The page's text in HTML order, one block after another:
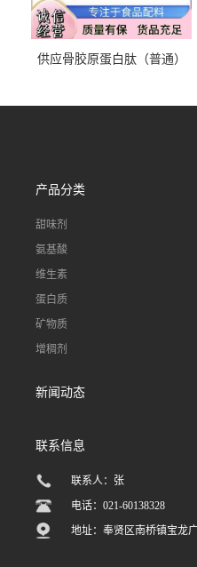
供应骨胶原蛋白肽（普通）
产品分类
甜味剂
氨基酸
维生素
蛋白质
矿物质
增稠剂
新闻动态
联系信息
联系人：张
电话：021-60138328
地址：奉贤区南桥镇宝龙